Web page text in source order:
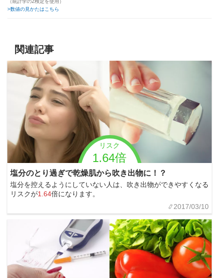
>数値の見かたはこちら
関連記事
リスク
1.64倍
塩分のとり過ぎで乾燥肌から吹き出物に！？
塩分を控えるようにしていない人は、吹き出物ができやすくなる
リスクが1.64倍になります。
2017/03/10